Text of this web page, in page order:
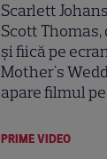
Scarlett
Scott
și fiică pe
Mother's
apare filmul
PRIME VIDEO